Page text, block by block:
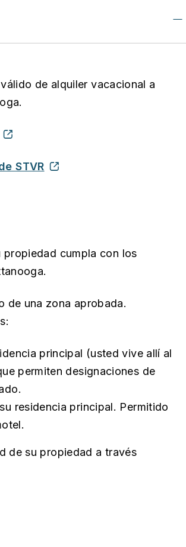
de alquiler vacacional a
STVR
propiedad cumpla con los
de una zona aprobada.
principal (usted vive allí al
permiten designaciones de
residencia principal. Permitido
de su propiedad a través